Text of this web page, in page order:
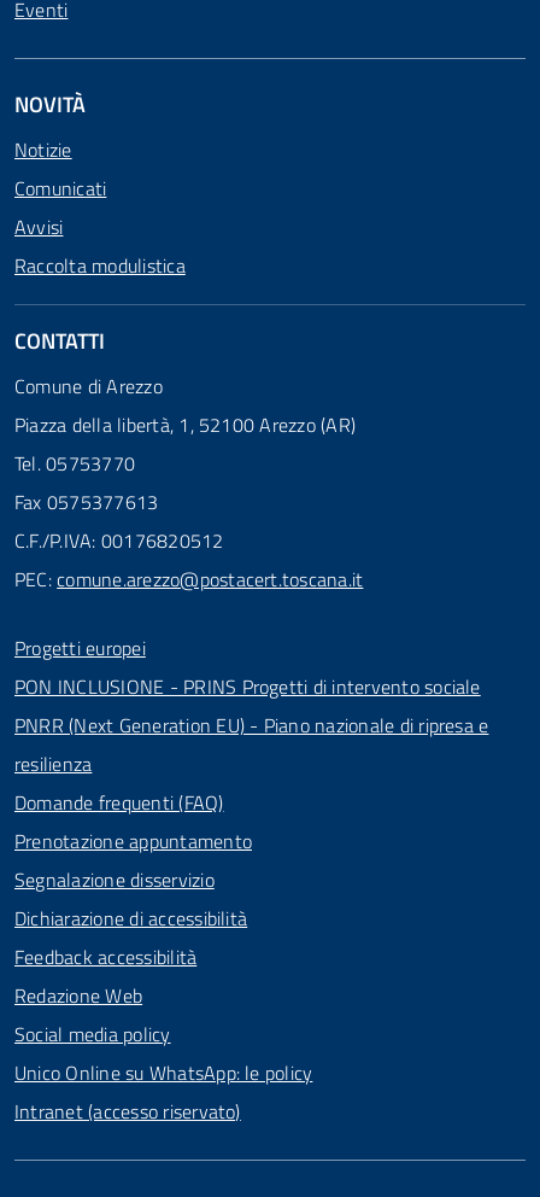
Eventi
NOVITÀ
Notizie
Comunicati
Avvisi
Raccolta modulistica
CONTATTI
Comune di Arezzo
Piazza della libertà, 1, 52100 Arezzo (AR)
Tel. 05753770
Fax 0575377613
C.F./P.IVA: 00176820512
PEC:comune.arezzo@postacert.toscana.it
Progetti europei
PON INCLUSIONE - PRINS Progetti di intervento sociale
PNRR (Next Generation EU) - Piano nazionale di ripresa e
resilienza
Domande frequenti (FAQ)
Prenotazione appuntamento
Segnalazione disservizio
Dichiarazione di accessibilità
Feedback accessibilità
Redazione Web
Social media policy
Unico Online su WhatsApp: le policy
Intranet (accesso riservato)